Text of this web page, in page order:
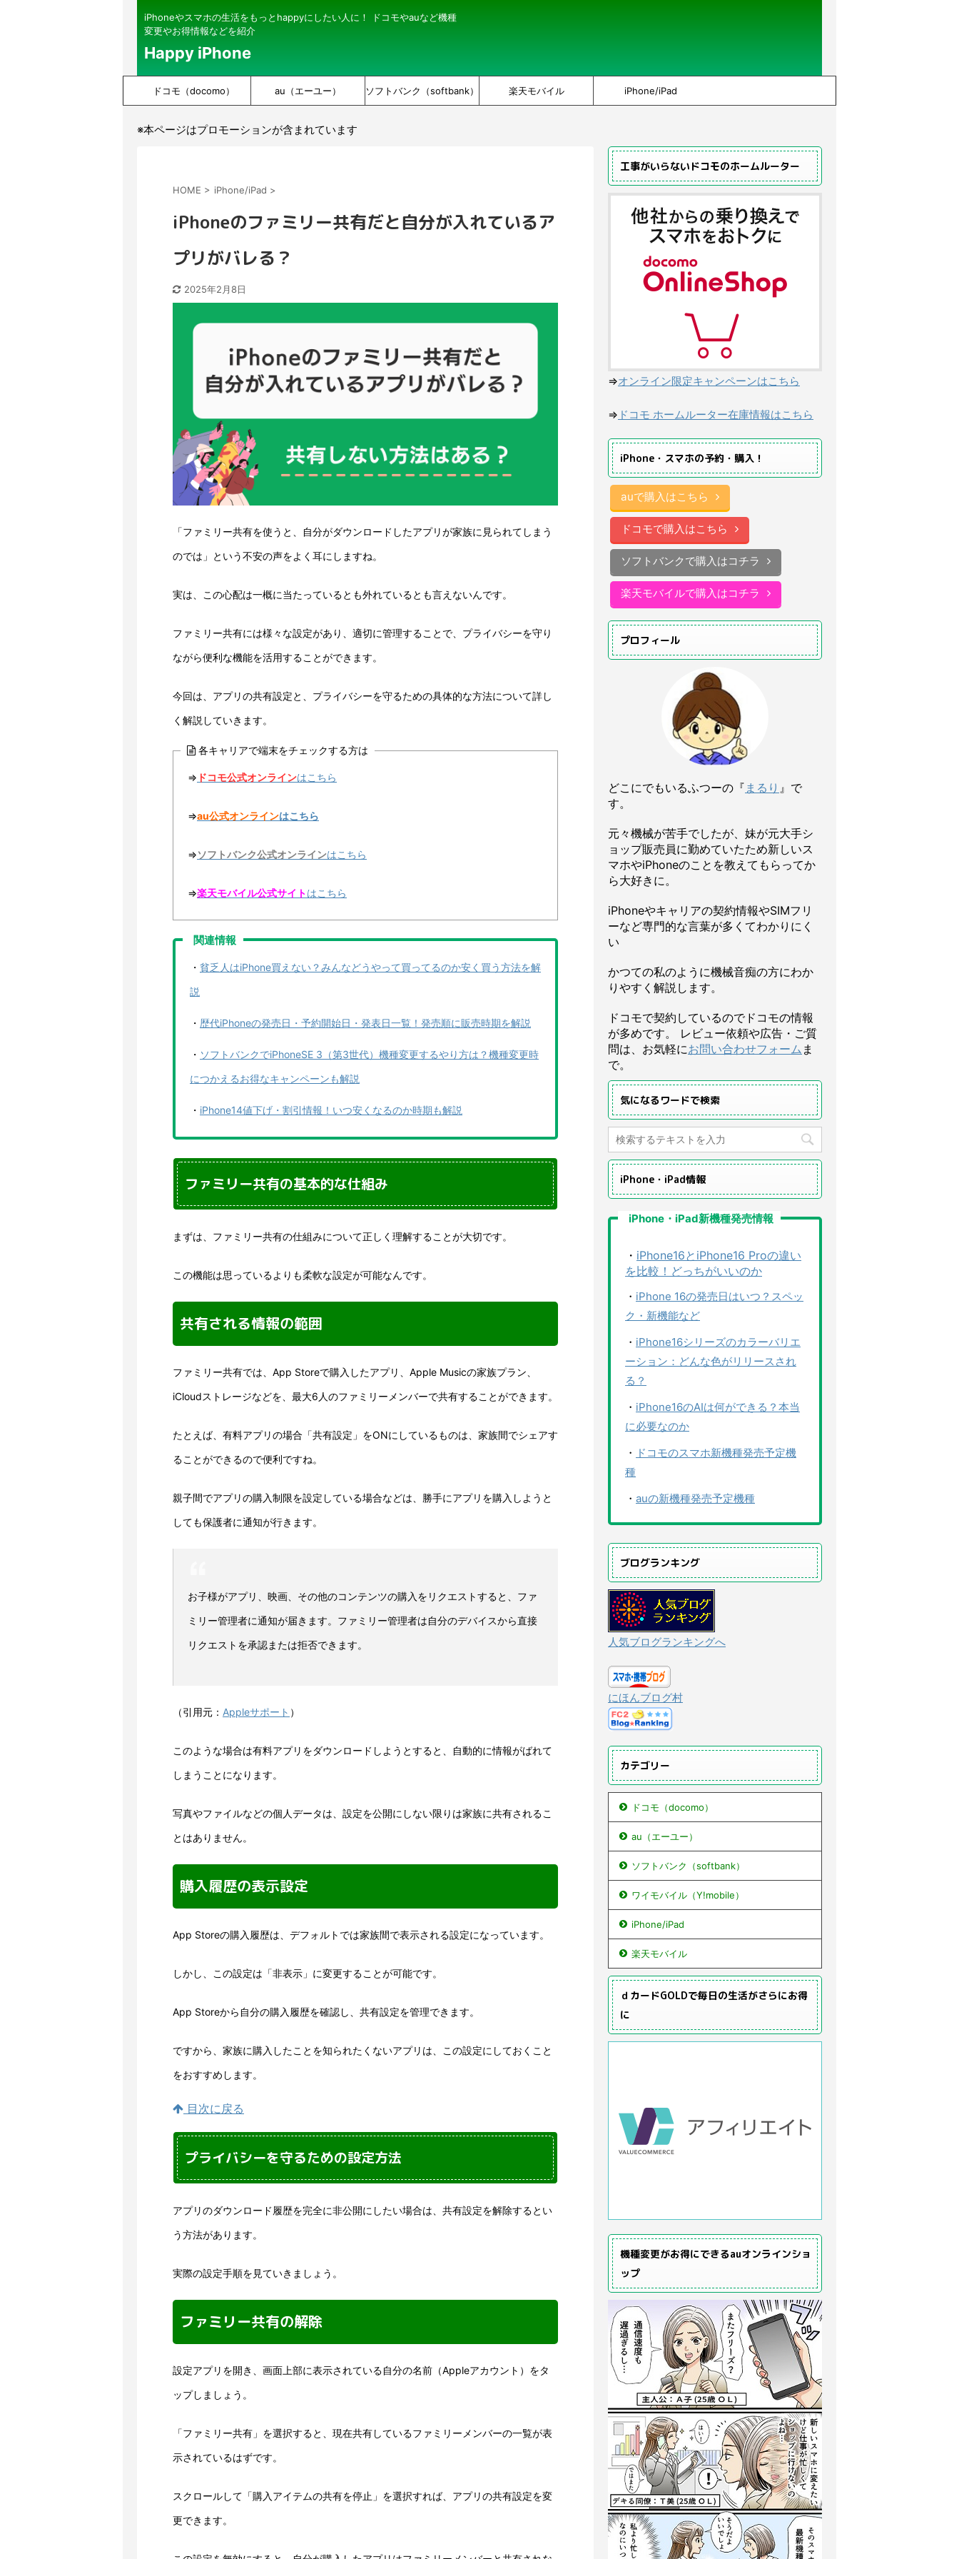
iPhoneやスマホの生活をもっとhappyにしたい人に！ ドコモやauなど機種
変更やお得情報などを紹介
Happy iPhone
ドコモ（docomo） au（エーユー） ソフトバンク（softbank） 楽天モバイル iPhone/iPad
※本ページはプロモーションが含まれています
HOME > iPhone/iPad >
iPhoneのファミリー共有だと自分が入れているア
プリがバレる？
2025年2月8日
「ファミリー共有を使うと、自分がダウンロードしたアプリが家族に見られてしまう
のでは」という不安の声をよく耳にしますね。
実は、この心配は一概に当たっているとも外れているとも言えないんです。
ファミリー共有には様々な設定があり、適切に管理することで、プライバシーを守り
ながら便利な機能を活用することができます。
今回は、アプリの共有設定と、プライバシーを守るための具体的な方法について詳し
く解説していきます。
各キャリアで端末をチェックする方は
⇒ ドコモ公式オンラインはこちら
⇒au公式オンラインはこちら
⇒ソフトバンク公式オンラインはこちら
⇒楽天モバイル公式サイトはこちら
関連情報
・ 貧乏人はiPhone買えない？みんなどうやって買ってるのか安く買う方法を解
説
・ 歴代iPhoneの発売日・予約開始日・発表日一覧！発売順に販売時期を解説
・ ソフトバンクでiPhoneSE 3（第3世代）機種変更するやり方は？機種変更時
につかえるお得なキャンペーンも解説
・ iPhone14値下げ・割引情報！いつ安くなるのか時期も解説
ファミリー共有の基本的な仕組み
まずは、ファミリー共有の仕組みについて正しく理解することが大切です。
この機能は思っているよりも柔軟な設定が可能なんです。
共有される情報の範囲
ファミリー共有では、App Storeで購入したアプリ、Apple Musicの家族プラン、
iCloudストレージなどを、最大6人のファミリーメンバーで共有することができます。
たとえば、有料アプリの場合「共有設定」をONにしているものは、家族間でシェアす
ることができるので便利ですね。
親子間でアプリの購入制限を設定している場合などは、勝手にアプリを購入しようと
しても保護者に通知が行きます。
お子様がアプリ、映画、その他のコンテンツの購入をリクエストすると、ファ
ミリー管理者に通知が届きます。ファミリー管理者は自分のデバイスから直接
リクエストを承認または拒否できます。
（引用元： Appleサポート ）
このような場合は有料アプリをダウンロードしようとすると、自動的に情報がばれて
しまうことになります。
写真やファイルなどの個人データは、設定を公開にしない限りは家族に共有されるこ
とはありません。
購入履歴の表示設定
App Storeの購入履歴は、デフォルトでは家族間で表示される設定になっています。
しかし、この設定は「非表示」に変更することが可能です。
App Storeから自分の購入履歴を確認し、共有設定を管理できます。
ですから、家族に購入したことを知られたくないアプリは、この設定にしておくこと
をおすすめします。
目次に戻る
プライバシーを守るための設定方法
アプリのダウンロード履歴を完全に非公開にしたい場合は、共有設定を解除するとい
う方法があります。
実際の設定手順を見ていきましょう。
ファミリー共有の解除
設定アプリを開き、画面上部に表示されている自分の名前（Appleアカウント）をタ
ップしましょう。
「ファミリー共有」を選択すると、現在共有しているファミリーメンバーの一覧が表
示されているはずです。
スクロールして「購入アイテムの共有を停止」を選択すれば、アプリの共有設定を変
更できます。
工事がいらないドコモのホームルーター
⇒オンライン限定キャンペーンはこちら
⇒ ドコモ ホームルーター在庫情報はこちら
iPhone・スマホの予約・購入！
auで購入はこちら
ドコモで購入はこちら
ソフトバンクで購入はコチラ
楽天モバイルで購入はコチラ
プロフィール
どこにでもいるふつーの『 まるり 』で
す。
元々機械が苦手でしたが、妹が元大手シ
ョップ販売員に勤めていたため新しいス
マホやiPhoneのことを教えてもらってか
ら大好きに。
iPhoneやキャリアの契約情報やSIMフリ
ーなど専門的な言葉が多くてわかりにく
い
かつての私のように機械音痴の方にわか
りやすく解説します。
ドコモで契約しているのでドコモの情報
が多めです。 レビュー依頼や広告・ご質
問は、お気軽にお問い合わせフォーム ま
で。
気になるワードで検索
iPhone・iPad情報
iPhone・iPad新機種発売情報
・ iPhone16とiPhone16 Proの違い
を比較！どっちがいいのか
・ iPhone 16の発売日はいつ？スペッ
ク・新機能など
・ iPhone16シリーズのカラーバリエ
ーション：どんな色がリリースされ
る？
・ iPhone16のAIは何ができる？本当
に必要なのか
・ ドコモのスマホ新機種発売予定機
種
・ auの新機種発売予定機種
ブログランキング
人気ブログランキングへ
にほんブログ村
カテゴリー
ドコモ（docomo）
au（エーユー）
ソフトバンク（softbank）
ワイモバイル（Y!mobile）
iPhone/iPad
楽天モバイル
ｄカードGOLDで毎日の生活がさらにお得
に
機種変更がお得にできるauオンラインショ
ップ